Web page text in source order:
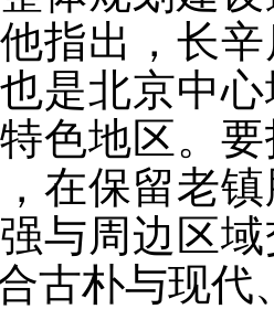
指出，长
是北京中
色地区。
在保留老
与周边区
古朴与现代